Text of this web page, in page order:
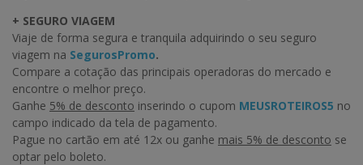
+ SEGURO VIAGEM
Viaje de forma segura e tranquila adquirindo o seu seguro
viagem na SegurosPromo.
Compare a cotação das principais operadoras do mercado e
encontre o melhor preço.
Ganhe 5% de desconto inserindo o cupom MEUSROTEIROS5 no
campo indicado da tela de pagamento.
Pague no cartão em até 12x ou ganhe mais 5% de desconto se
optar pelo boleto.